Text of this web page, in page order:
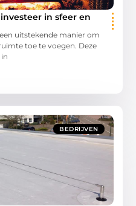
in sfeer en
uitstekende manier om
toe te voegen. Deze
BEDRIJVEN